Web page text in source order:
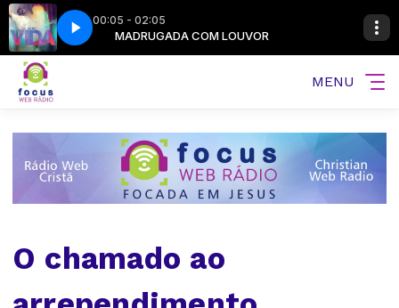
00:05 - 02:05
MADRUGADA COM LOUVOR
Oseas Silva - Meu Nome É Vida
MENU
O chamado ao